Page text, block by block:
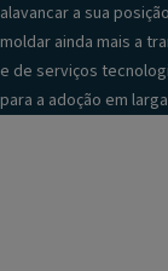
alavancar a sua
moldar ainda mais a
e de serviços
para a adoção em